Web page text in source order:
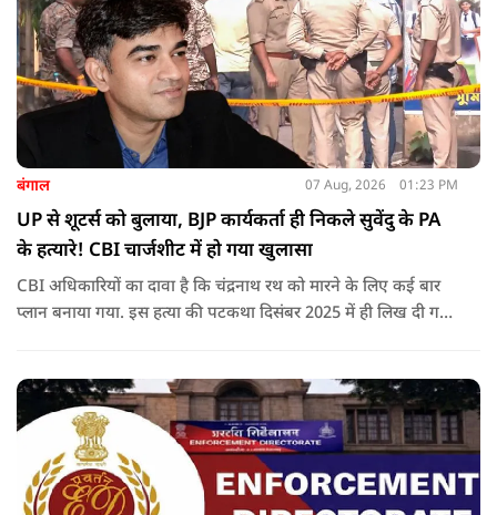
बंगाल 07 Aug, 2026 01:23 PM
UP से शूटर्स को बुलाया, BJP कार्यकर्ता ही निकले सुवेंदु के PA
के हत्यारे! CBI चार्जशीट में हो गया खुलासा
CBI अधिकारियों का दावा है कि चंद्रनाथ रथ को मारने के लिए कई बार
प्लान बनाया गया. इस हत्या की पटकथा दिसंबर 2025 में ही लिख दी गई